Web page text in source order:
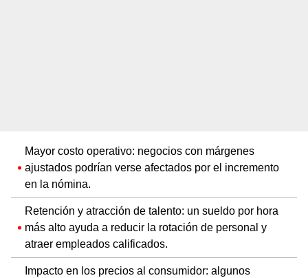
Mayor costo operativo: negocios con márgenes
ajustados podrían verse afectados por el incremento
en la nómina.
Retención y atracción de talento: un sueldo por hora
más alto ayuda a reducir la rotación de personal y
atraer empleados calificados.
Impacto en los precios al consumidor: algunos